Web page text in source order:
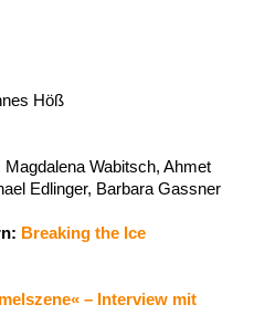
Höß
Magdalena Wabitsch, Ahmet
Edlinger, Barbara Gassner
Breaking the Ice
– Interview mit